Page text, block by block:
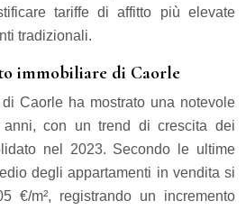
tariffe di affitto più elevate
tradizionali.
immobiliare di Caorle
di Caorle ha mostrato una notevole
con un trend di crescita dei
nel 2023. Secondo le ultime
degli appartamenti in vendita si
€/m², registrando un incremento